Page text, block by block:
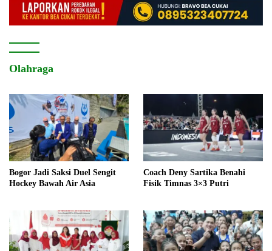
Olahraga
Bogor Jadi Saksi Duel Sengit
Hockey Bawah Air Asia
Coach Deny Sartika Benahi
Fisik Timnas 3×3 Putri